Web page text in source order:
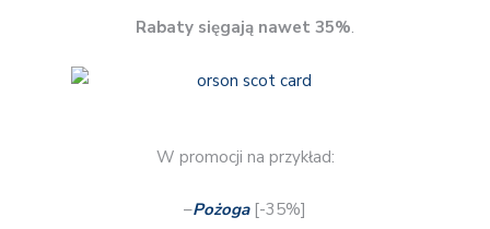
Rabaty sięgają nawet 35%.
W promocji na przykład:
–Pożoga [-35%]